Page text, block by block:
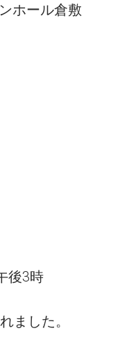
ホール倉敷
後3時
ました。